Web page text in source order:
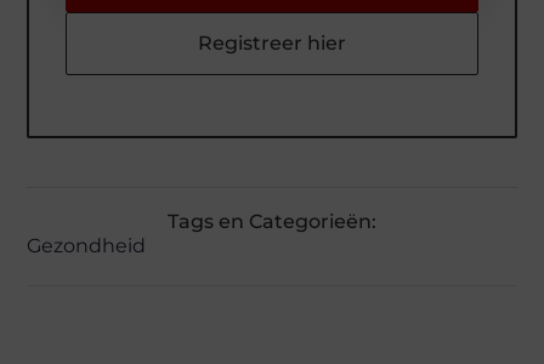
Registreer hier
Tags en Categorieën:
Gezondheid